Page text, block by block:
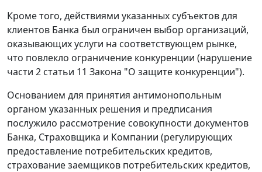
Кроме того, действиями указанных субъектов для
клиентов Банка был ограничен выбор организаций,
оказывающих услуги на соответствующем рынке,
что повлекло ограничение конкуренции (нарушение
части 2 статьи 11 Закона "О защите конкуренции").
Основанием для принятия антимонопольным
органом указанных решения и предписания
послужило рассмотрение совокупности документов
Банка, Страховщика и Компании (регулирующих
предоставление потребительских кредитов,
страхование заемщиков потребительских кредитов,